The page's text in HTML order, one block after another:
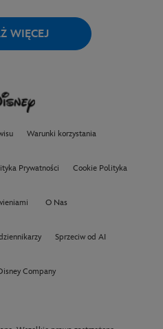
WIĘCEJ
Warunki korzystania
Prywatności Cookie Polityka
O Nas
Sprzeciw od AI
Company